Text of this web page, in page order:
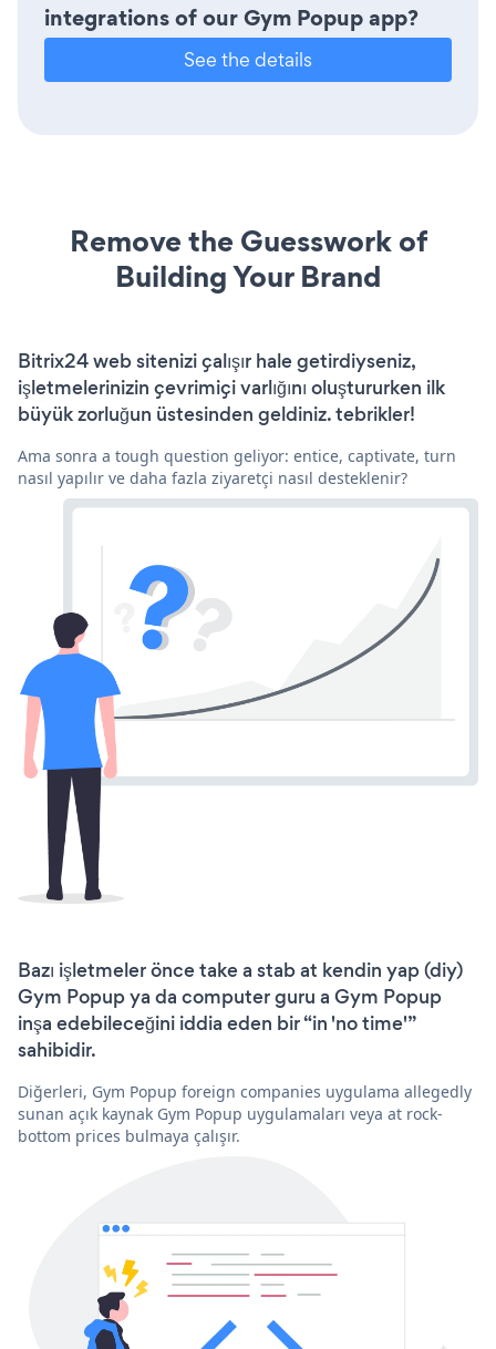
integrations of our Gym Popup app?
See the details
Remove the Guesswork of
Building Your Brand
Bitrix24 web sitenizi çalışır hale getirdiyseniz,
işletmelerinizin çevrimiçi varlığını oluştururken ilk
büyük zorluğun üstesinden geldiniz. tebrikler!
Ama sonra a tough question geliyor: entice, captivate, turn
nasıl yapılır ve daha fazla ziyaretçi nasıl desteklenir?
Bazı işletmeler önce take a stab at kendin yap (diy)
Gym Popup ya da computer guru a Gym Popup
inşa edebileceğini iddia eden bir “in 'no time'”
sahibidir.
Diğerleri, Gym Popup foreign companies uygulama allegedly
sunan açık kaynak Gym Popup uygulamaları veya at rock-
bottom prices bulmaya çalışır.